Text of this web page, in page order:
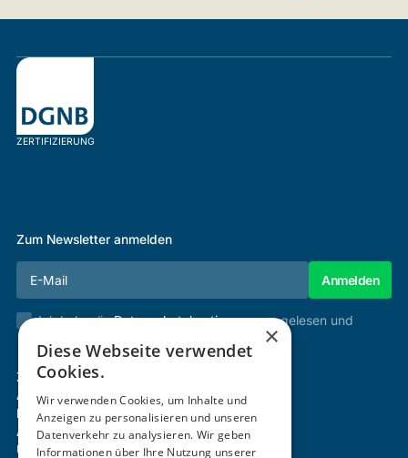
ZERTIFIZIERUNG
Zum Newsletter anmelden
Ich habe dieDatenschutzbestimmungengelesen und
Zertifizierung & Verifikation
Akademie
Mitgliedschaft
Aktivitäten
Über uns
×
Diese Webseite verwendet
Cookies.
Wir verwenden Cookies, um Inhalte und
Anzeigen zu personalisieren und unseren
Datenverkehr zu analysieren. Wir geben
Informationen über Ihre Nutzung unserer